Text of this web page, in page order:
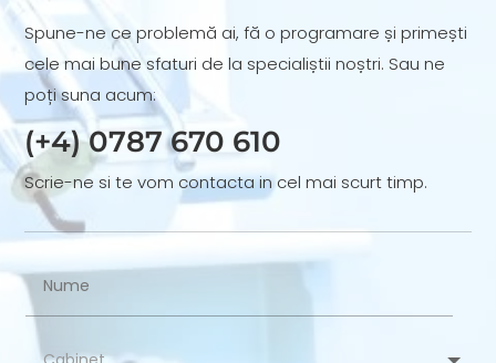
Spune-ne ce problemă ai, fă o programare și primești
cele mai bune sfaturi de la specialiștii noștri. Sau ne
poți suna acum:
(+4) 0787 670 610​
Scrie-ne si te vom contacta in cel mai scurt timp.